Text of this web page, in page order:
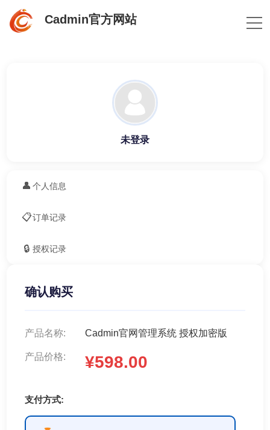
Cadmin官方网站
未登录
👤 个人信息
📋订单记录
🔒 授权记录
确认购买
产品名称: Cadmin官网管理系统 授权加密版
产品价格: ¥598.00
支付方式: